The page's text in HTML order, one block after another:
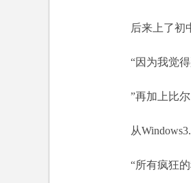
后来上了初
“因为我觉
”再加上比
从
“所有疯狂